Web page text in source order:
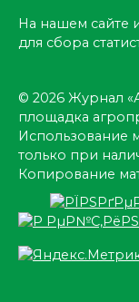
На нашем сайте
для сбора
© 2026 Журнал
площадка
Использование
только при
Копирование